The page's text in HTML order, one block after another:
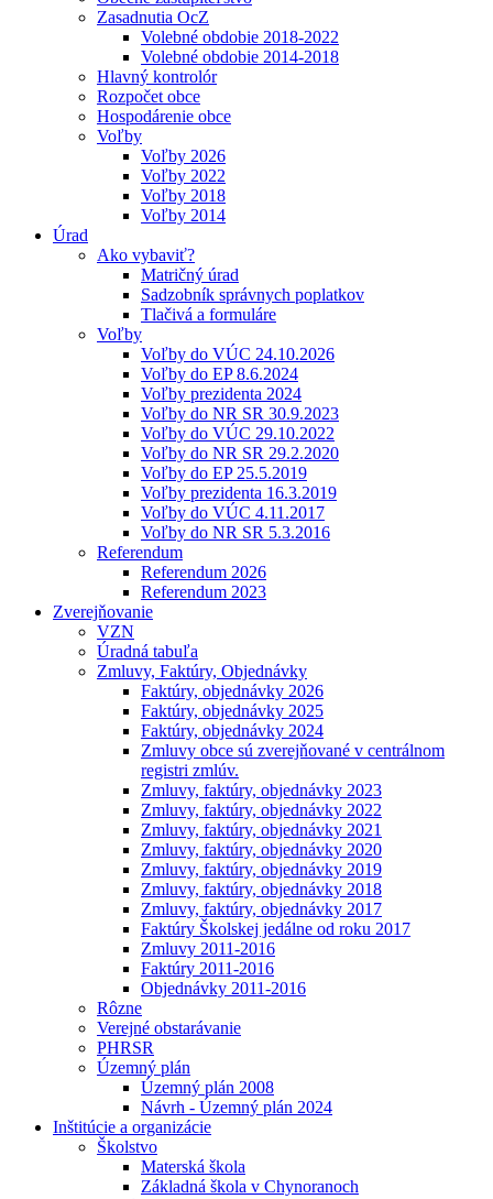
Zasadnutia OcZ
Volebné obdobie 2018-2022
Volebné obdobie 2014-2018
Hlavný kontrolór
Rozpočet obce
Hospodárenie obce
Voľby
Voľby 2026
Voľby 2022
Voľby 2018
Voľby 2014
Úrad
Ako vybaviť?
Matričný úrad
Sadzobník správnych poplatkov
Tlačivá a formuláre
Voľby
Voľby do VÚC 24.10.2026
Voľby do EP 8.6.2024
Voľby prezidenta 2024
Voľby do NR SR 30.9.2023
Voľby do VÚC 29.10.2022
Voľby do NR SR 29.2.2020
Voľby do EP 25.5.2019
Voľby prezidenta 16.3.2019
Voľby do VÚC 4.11.2017
Voľby do NR SR 5.3.2016
Referendum
Referendum 2026
Referendum 2023
Zverejňovanie
VZN
Úradná tabuľa
Zmluvy, Faktúry, Objednávky
Faktúry, objednávky 2026
Faktúry, objednávky 2025
Faktúry, objednávky 2024
Zmluvy obce sú zverejňované v centrálnom
registri zmlúv.
Zmluvy, faktúry, objednávky 2023
Zmluvy, faktúry, objednávky 2022
Zmluvy, faktúry, objednávky 2021
Zmluvy, faktúry, objednávky 2020
Zmluvy, faktúry, objednávky 2019
Zmluvy, faktúry, objednávky 2018
Zmluvy, faktúry, objednávky 2017
Faktúry Školskej jedálne od roku 2017
Zmluvy 2011-2016
Faktúry 2011-2016
Objednávky 2011-2016
Rôzne
Verejné obstarávanie
PHRSR
Územný plán
Územný plán 2008
Návrh - Územný plán 2024
Inštitúcie a organizácie
Školstvo
Materská škola
Základná škola v Chynoranoch